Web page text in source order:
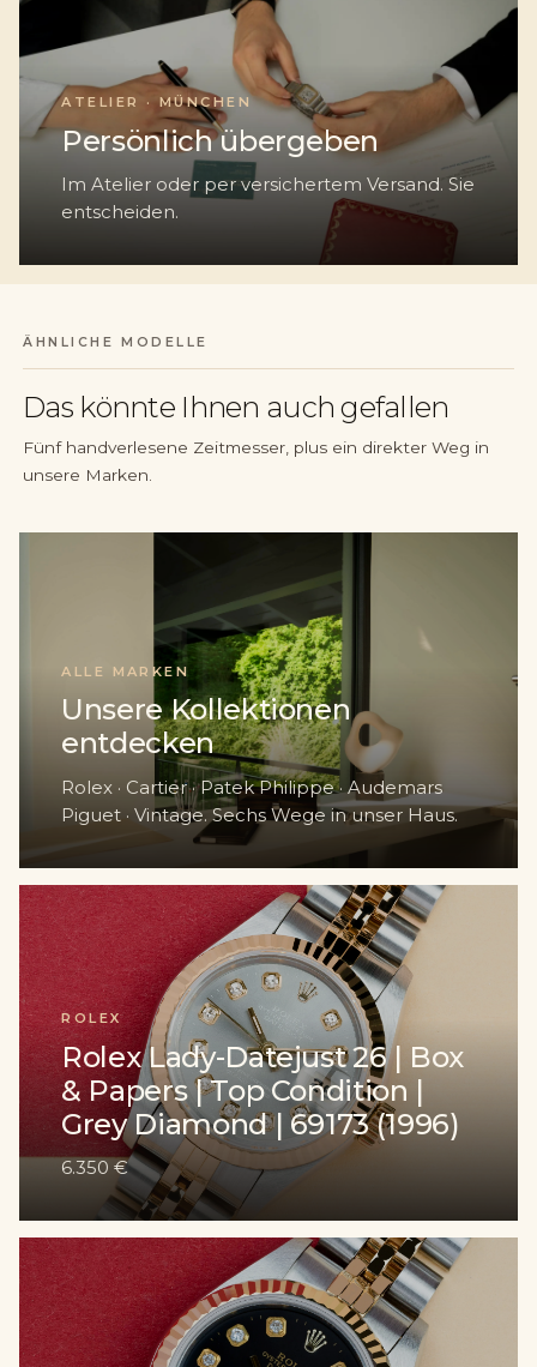
ATELIER · MÜNCHEN
Persönlich übergeben
Im Atelier oder per versichertem Versand. Sie
entscheiden.
ÄHNLICHE MODELLE
Das könnte Ihnen auch gefallen
Fünf handverlesene Zeitmesser, plus ein direkter Weg in
unsere Marken.
ALLE MARKEN
Unsere Kollektionen
entdecken
Rolex · Cartier · Patek Philippe · Audemars
Piguet · Vintage. Sechs Wege in unser Haus.
ROLEX
Rolex Lady-Datejust 26 | Box
& Papers | Top Condition |
Grey Diamond | 69173 (1996)
6.350 €